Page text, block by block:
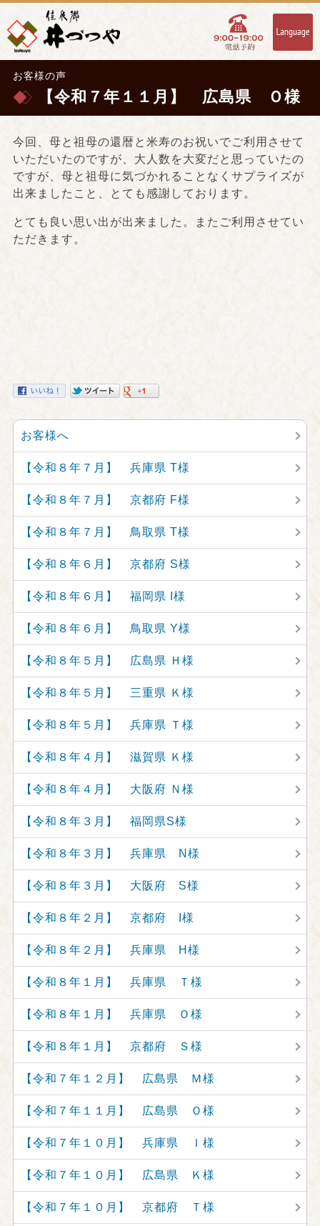
お客様の声
【令和７年１１月】 広島県 Ｏ様
今回、母と祖母の還暦と米寿のお祝いでご利用させて
いただいたのですが、大人数を大変だと思っていたの
ですが、母と祖母に気づかれることなくサプライズが
出来ましたこと、とても感謝しております。
とても良い思い出が出来ました。またご利用させてい
ただきます。
お客様へ
【令和８年７月】 兵庫県 T様
【令和８年７月】 京都府 F様
【令和８年７月】 鳥取県 T様
【令和８年６月】 京都府 S様
【令和８年６月】 福岡県 I様
【令和８年６月】 鳥取県 Y様
【令和８年５月】 広島県 Ｈ様
【令和８年５月】 三重県 Ｋ様
【令和８年５月】 兵庫県 Ｔ様
【令和８年４月】 滋賀県 Ｋ様
【令和８年４月】 大阪府 Ｎ様
【令和８年３月】 福岡県S様
【令和８年３月】 兵庫県 N様
【令和８年３月】 大阪府 S様
【令和８年２月】 京都府 I様
【令和８年２月】 兵庫県 H様
【令和８年１月】 兵庫県 Ｔ様
【令和８年１月】 兵庫県 Ｏ様
【令和８年１月】 京都府 Ｓ様
【令和７年１２月】 広島県 Ｍ様
【令和７年１１月】 広島県 Ｏ様
【令和７年１０月】 兵庫県 Ｉ様
【令和７年１０月】 広島県 Ｋ様
【令和７年１０月】 京都府 Ｔ様